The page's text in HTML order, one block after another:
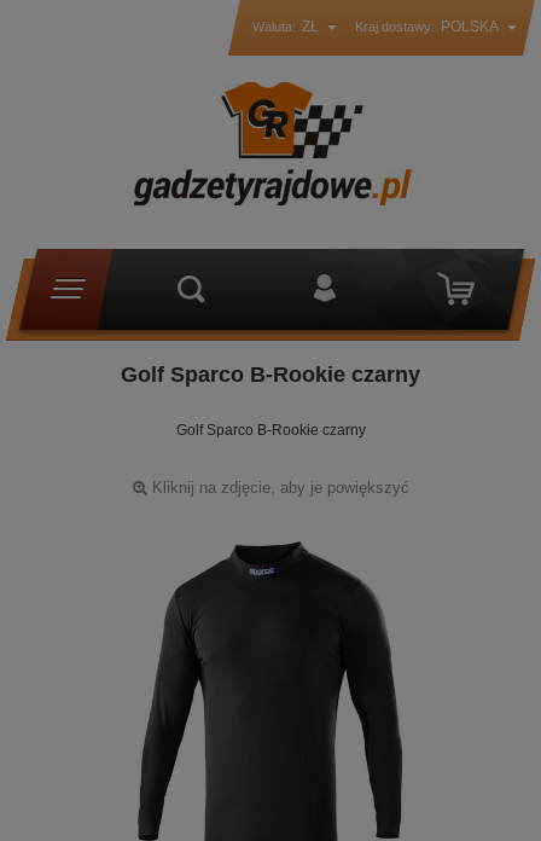
Waluta: ZŁ Kraj dostawy: POLSKA
Golf Sparco B-Rookie czarny
Golf Sparco B-Rookie czarny
Kliknij na zdjęcie, aby je powiększyć